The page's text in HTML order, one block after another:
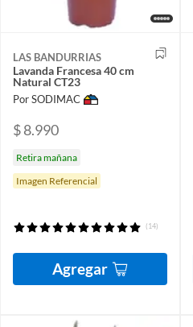
LAS BANDURRIAS
Lavanda Francesa 40 cm
Natural CT23
Por SODIMAC
$ 8.990
Retira mañana
Imagen Referencial
(14)
Agregar